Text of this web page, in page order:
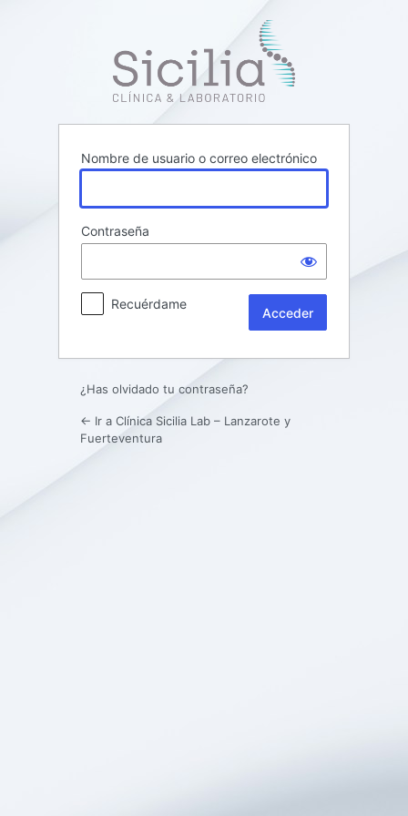
Nombre de usuario o correo electrónico
Contraseña
Recuérdame
¿Has olvidado tu contraseña?
← Ir a Clínica Sicilia Lab – Lanzarote y
Fuerteventura